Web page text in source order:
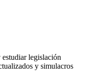
legislación
y simulacros